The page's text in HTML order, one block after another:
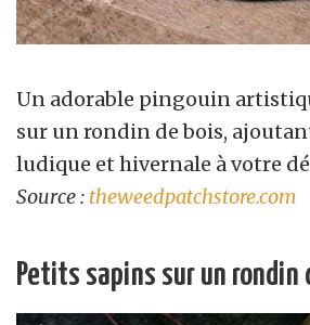
Un adorable pingouin
sur un rondin de bois,
ludique et hivernale à votre
Source : theweedpatchstore.com
Petits sapins sur un rondin